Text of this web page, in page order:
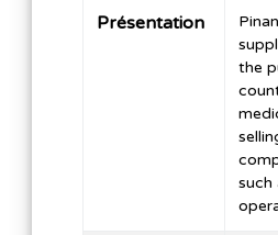
Présentation
the
such